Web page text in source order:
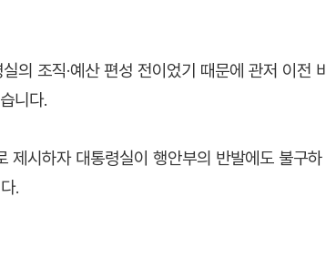
조직·예산 편성 전이었기 때문에 관저 이전 비
니다.
제시하자 대통령실이 행안부의 반발에도 불구하
.